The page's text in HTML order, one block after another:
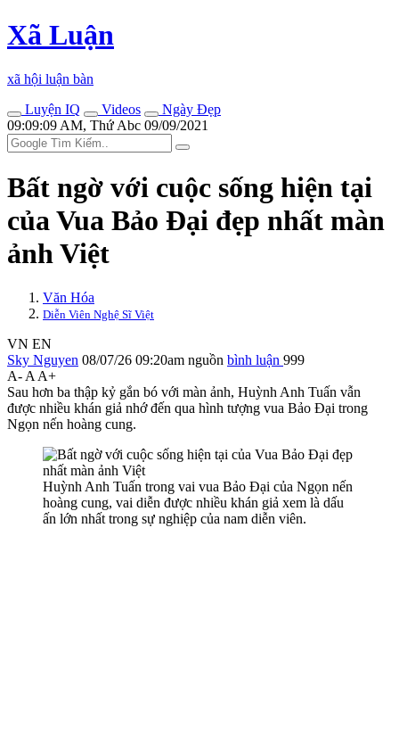
Xã Luận
xã hội luận bàn
Luyện IQ
Videos
Ngày Đẹp
09:09:09 AM, Thứ Abc 09/09/2021
Bất ngờ với cuộc sống hiện tại
của Vua Bảo Đại đẹp nhất màn
ảnh Việt
Văn Hóa
Diễn Viên Nghệ Sĩ Việt
VN EN
Sky Nguyen 08/07/26 09:20am nguồn bình luận 999
A- A A+
Sau hơn ba thập kỷ gắn bó với màn ảnh, Huỳnh Anh Tuấn vẫn
được nhiều khán giả nhớ đến qua hình tượng vua Bảo Đại trong
Ngọn nến hoàng cung.
Huỳnh Anh Tuấn trong vai vua Bảo Đại của Ngọn nến
hoàng cung, vai diễn được nhiều khán giả xem là dấu
ấn lớn nhất trong sự nghiệp của nam diễn viên.